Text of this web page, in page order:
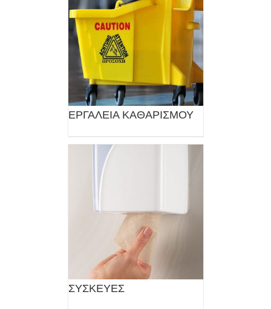
ΕΡΓΑΛΕΙΑ ΚΑΘΑΡΙΣΜΟΥ
ΣΥΣΚΕΥΕΣ